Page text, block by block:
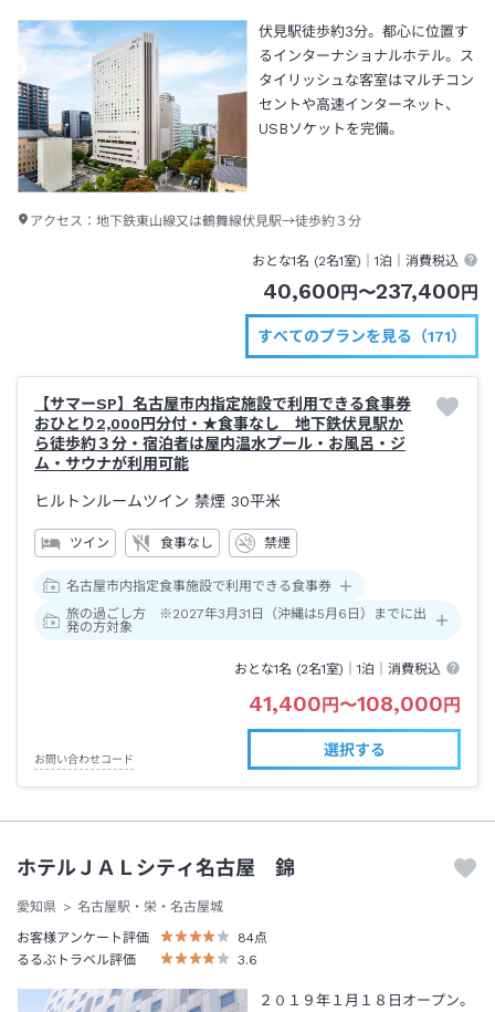
伏見駅徒歩約3分。都心に位置す
るインターナショナルホテル。ス
タイリッシュな客室はマルチコン
セントや高速インターネット、
USBソケットを完備。
アクセス： 地下鉄東山線又は鶴舞線伏見駅→徒歩約３分
おとな1名 (2名1室)｜1泊 ｜消費税込
40,600 円 〜237,400 円
すべてのプランを見る（171）
【サマーSP】名古屋市内指定施設で利用できる食事券
おひとり2,000円分付・★食事なし＿地下鉄伏見駅か
ら徒歩約３分・宿泊者は屋内温水プール・お風呂・ジ
ム・サウナが利用可能
ヒルトンルームツイン 禁煙 30平米
ツイン 食事なし 禁煙
名古屋市内指定食事施設で利用できる食事券
旅の過ごし方 ※2027年3月31日（沖縄は5月6日）までに出
発の方対象
おとな1名 (2名1室)｜1泊 ｜消費税込
41,400 円 〜108,000 円
お問い合わせコード
選択する
ホテルＪＡＬシティ名古屋 錦
愛知県
名古屋駅・栄・名古屋城
お客様アンケート評価
84点
るるぶトラベル評価
3.6
２０１９年１月１８日オープン。